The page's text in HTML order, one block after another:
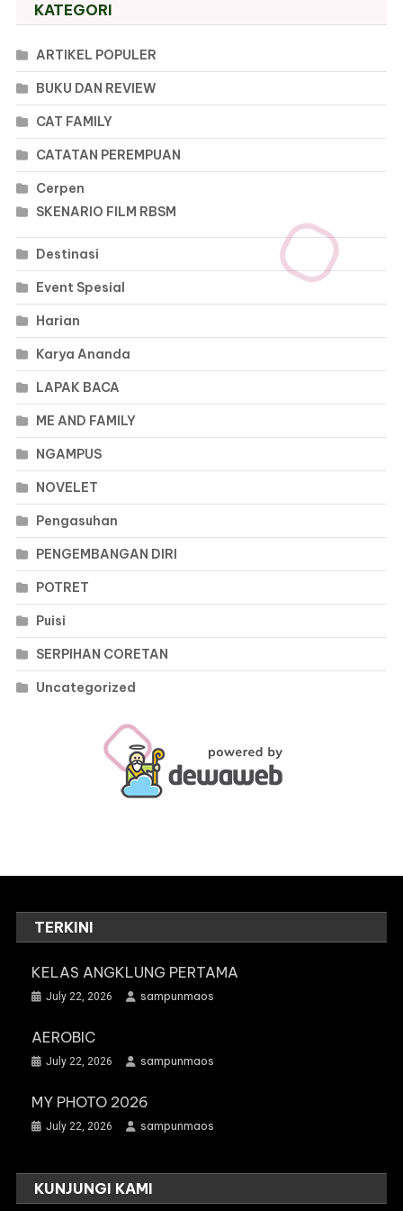
KATEGORI
ARTIKEL POPULER
BUKU DAN REVIEW
CAT FAMILY
CATATAN PEREMPUAN
Cerpen
SKENARIO FILM RBSM
Destinasi
Event Spesial
Harian
Karya Ananda
LAPAK BACA
ME AND FAMILY
NGAMPUS
NOVELET
Pengasuhan
PENGEMBANGAN DIRI
POTRET
Puisi
SERPIHAN CORETAN
Uncategorized
TERKINI
KELAS ANGKLUNG PERTAMA
July 22, 2026 sampunmaos
AEROBIC
July 22, 2026 sampunmaos
MY PHOTO 2026
July 22, 2026 sampunmaos
KUNJUNGI KAMI